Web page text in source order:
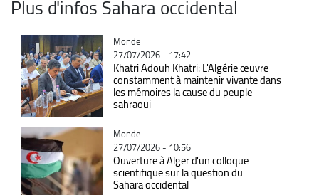
Plus d'infos Sahara occidental
Catégorie
Monde
27/07/2026 - 17:42
Khatri Adouh Khatri: L'Algérie œuvre
constamment à maintenir vivante dans
les mémoires la cause du peuple
sahraoui
Catégorie
Monde
27/07/2026 - 10:56
Ouverture à Alger d'un colloque
scientifique sur la question du
Sahara occidental